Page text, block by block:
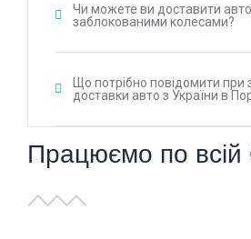
Чи можете ви доставити авто
заблокованими колесами?
Що потрібно повідомити при
доставки авто з України в
Працюємо по всій